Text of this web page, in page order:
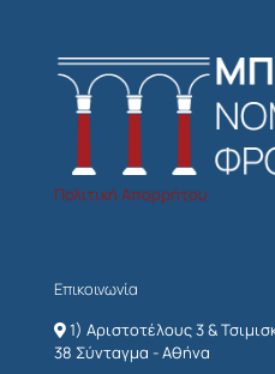
Πολιτική Απορρήτου
Επικοινωνία
1) Αριστοτέλους 3 &
38 Σύνταγμα - Αθήνα